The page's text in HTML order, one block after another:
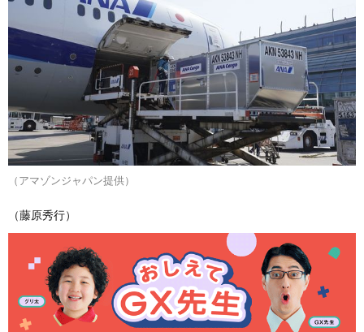
（アマゾンジャパン提供）
（藤原秀行）